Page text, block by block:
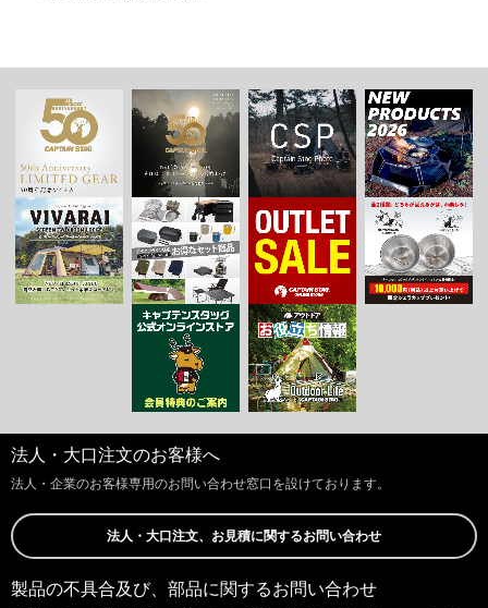
法人・大口注文のお客様へ
法人・企業のお客様専用のお問い合わせ窓口を設けております。
法人・大口注文、お見積に関するお問い合わせ
製品の不具合及び、部品に関するお問い合わせ